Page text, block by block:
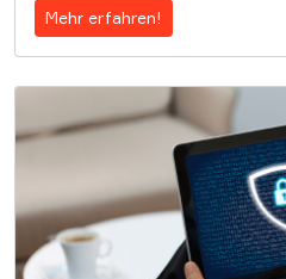
Mehr erfahren!